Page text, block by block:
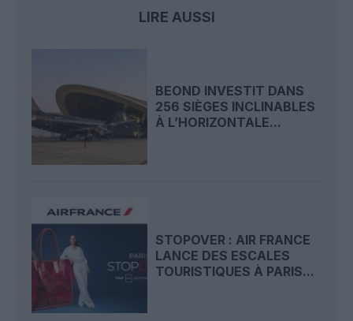
LIRE AUSSI
BEOND INVESTIT DANS
256 SIÈGES INCLINABLES
À L’HORIZONTALE...
STOPOVER : AIR FRANCE
LANCE DES ESCALES
TOURISTIQUES À PARIS...